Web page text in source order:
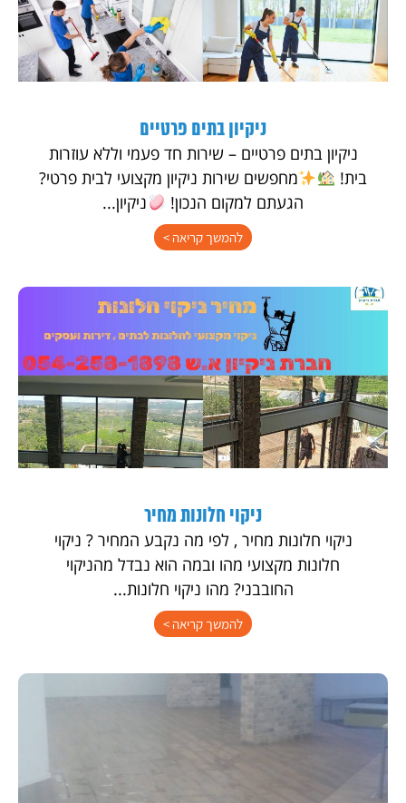
ניקיון בתים פרטיים
ניקיון בתים פרטיים – שירות חד פעמי וללא עוזרות
בית!
מחפשים שירות ניקיון מקצועי לבית פרטי?
הגעתם למקום הנכון!
ניקיון...
להמשך קריאה >
ניקוי חלונות מחיר
ניקוי חלונות מחיר , לפי מה נקבע המחיר ? ניקוי
חלונות מקצועי מהו ובמה הוא נבדל מהניקוי
החובבני? מהו ניקוי חלונות...
להמשך קריאה >